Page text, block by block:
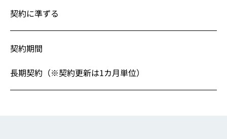
契約に準ずる
契約期間
長期契約（※契約更新は1カ月単位）